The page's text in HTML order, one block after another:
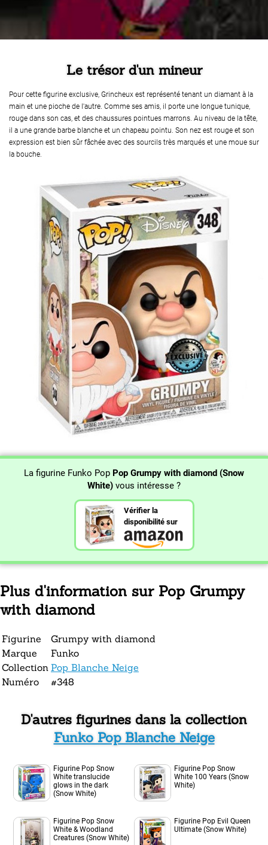
Le trésor d'un mineur
Pour cette figurine exclusive, Grincheux est représenté tenant un diamant à la
main et une pioche de l'autre. Comme ses amis, il porte une longue tunique,
rouge dans son cas, et des chaussures pointues marrons. Au niveau de la tête,
il a une grande barbe blanche et un chapeau pointu. Son nez est rouge et son
expression est bien sûr fâchée avec des sourcils très marqués et une moue sur
la bouche.
La figurine Funko Pop Pop Grumpy with diamond (Snow
White) vous intéresse ?
Vérifier la
disponibilité sur
Plus d'information sur Pop Grumpy
with diamond
Figurine
Grumpy with diamond
Marque
Funko
Collection Pop Blanche Neige
Numéro
#348
D'autres figurines dans la collection
Funko Pop Blanche Neige
Figurine Pop Snow
White translucide
glows in the dark
(Snow White)
Figurine Pop Snow
White 100 Years (Snow
White)
Figurine Pop Snow
White & Woodland
Creatures (Snow White)
Figurine Pop Evil Queen
Ultimate (Snow White)